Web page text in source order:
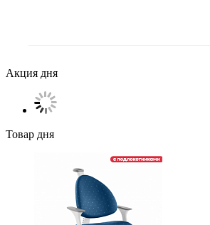
Акция дня
Товар дня